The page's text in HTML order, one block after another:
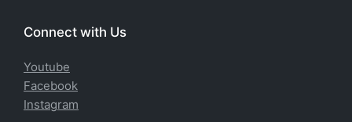
Connect with Us
Youtube
Facebook
Instagram